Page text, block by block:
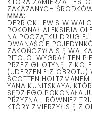
KTÓRA ZAMIERZA
ZAKAZANYCH
MMA:
DERRICK LEWIS W
POKONAŁ ALEKSIEJA
NA POCZĄTKU
DWANAŚCIE
ZAKOŃCZYŁA SIĘ
PITOLO. WYGRAŁ TEN
PRZEZ GILOTYNĘ. Z
(UDERZENIE Z OBROTU)
SCOTTEN
YANA KUNITSKAYA,
SĘDZIEGO POKONAŁA
PRZYZNALI RÓWNIEŻ
KTÓRY ZMIERZYŁ SIĘ Z